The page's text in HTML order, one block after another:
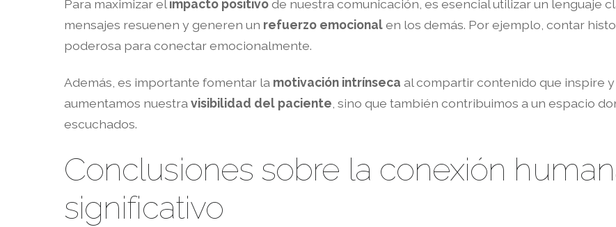
Para maximizar el impacto positivode nuestra comunicación, es esencial utilizar un lenguaje
mensajes resuenen y generen un refuerzo emocionalen los demás. Por ejemplo, contar
poderosa para conectar emocionalmente.
Además, es importante fomentar la motivación intrínseca al compartir contenido que inspire
aumentamos nuestra visibilidad del paciente , sino que también contribuimos a un espacio
escuchados.
Conclusiones sobre la conexión
significativo